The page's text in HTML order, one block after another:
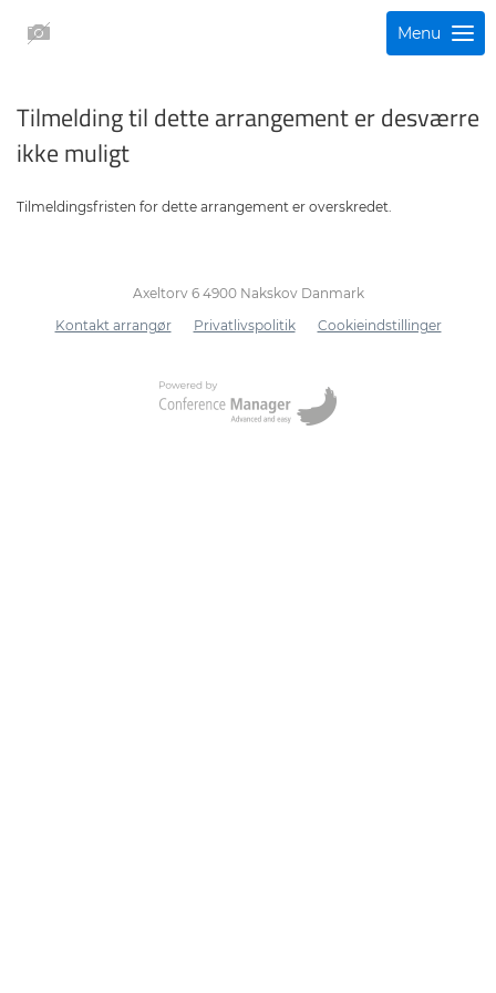
Menu
Tilmelding til dette arrangement er desværre
ikke muligt
Tilmeldingsfristen for dette arrangement er overskredet.
Axeltorv 6 4900 Nakskov Danmark
Kontakt arrangør
Privatlivspolitik Cookieindstillinger